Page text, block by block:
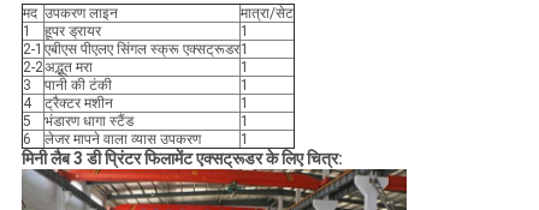
मद उपकरण लाइन
मात्रा/सेट
1
हूपर ड्रायर
1
2-1 एबीएस पीएलए सिंगल स्क्रू एक्सट्रूडर1
2-2अद्भूत मरा
1
3
पानी की टंकी
1
4
ट्रैक्टर मशीन
1
5
भंडारण धागा स्टैंड
1
6
लेजर मापने वाला व्यास उपकरण 1
मिनी लैब 3 डी प्रिंटर फिलामेंट एक्सट्रूडर के लिए चित्र: